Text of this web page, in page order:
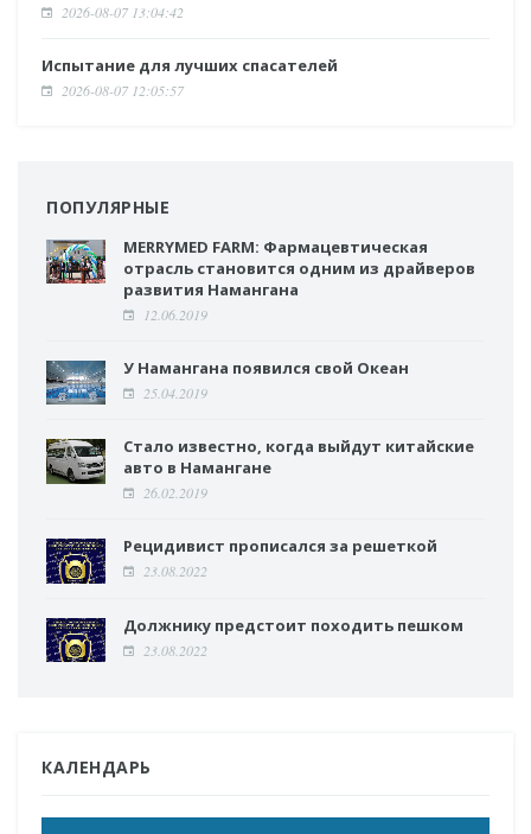
2026-08-07 13:04:42
Испытание для лучших спасателей
2026-08-07 12:05:57
ПОПУЛЯРНЫЕ
MERRYMED FARM: Фармацевтическая
отрасль становится одним из драйверов
развития Намангана
12.06.2019
У Намангана появился свой Океан
25.04.2019
Стало известно, когда выйдут китайские
авто в Намангане
26.02.2019
Рецидивист прописался за решеткой
23.08.2022
Должнику предстоит походить пешком
23.08.2022
КАЛЕНДАРЬ